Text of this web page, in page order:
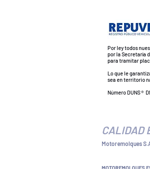
Por ley todos
por la Secretaría
para tramitar
Lo que le
sea en territorio
Número DUNS ®
CALIDAD
Motoremolques
MOTOREMOLQUES